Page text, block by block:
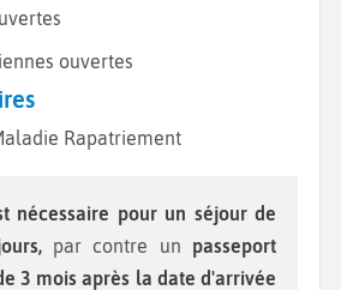
ouvertes
Rapatriement
par contre un passeport
3 mois après la date d'arrivée